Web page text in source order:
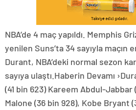
NBA’de 4 maç yapıldı. Memphis
yenilen Suns’ta 34 sayıyla maçın
Durant, NBA’deki normal sezon
sayıya ulaştı.Haberin Devamı
(41 bin 623) Kareem Abdul-Jabbar
Malone (36 bin 928), Kobe Bryant